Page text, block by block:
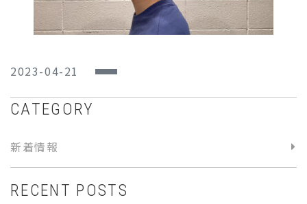
2023-04-21
CATEGORY
新着情報
RECENT POSTS